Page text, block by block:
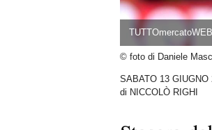
TUTTOmercatoWEB
© foto di Daniele
SABATO 13 GIUGNO
di NICCOLÒ RIGHI